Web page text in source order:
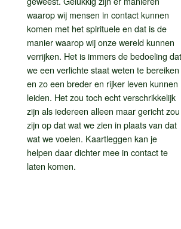
waarop wij mensen in contact kunnen
komen met het spirituele en dat is de
manier waarop wij onze wereld kunnen
verrijken. Het is immers de bedoeling dat
we een verlichte staat weten te bereiken
en zo een breder en rijker leven kunnen
leiden. Het zou toch echt verschrikkelijk
zijn als iedereen alleen maar gericht zou
zijn op dat wat we zien in plaats van dat
wat we voelen. Kaartleggen kan je
helpen daar dichter mee in contact te
laten komen.